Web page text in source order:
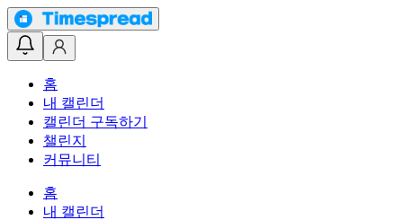
홈
내 캘린더
캘린더 구독하기
챌린지
커뮤니티
홈
내 캘린더